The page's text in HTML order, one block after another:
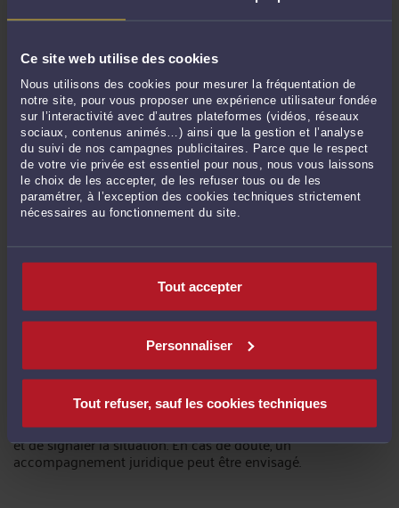
Ce site web utilise des cookies
Nous utilisons des cookies pour mesurer la fréquentation de
notre site, pour vous proposer une expérience utilisateur fondée
sur l’interactivité avec d’autres plateformes (vidéos, réseaux
sociaux, contenus animés…) ainsi que la gestion et l’analyse
du suivi de nos campagnes publicitaires. Parce que le respect
de votre vie privée est essentiel pour nous, nous vous laissons
le choix de les accepter, de les refuser tous ou de les
paramétrer, à l’exception des cookies techniques strictement
nécessaires au fonctionnement du site.
Tout accepter
Personnaliser
Tout refuser, sauf les cookies techniques
refuser toute sollicitation financière non demandée
analyser avec prudence toute promesse de rendement
élevé
ne pas transmettre de documents personnels sans
vérification
croiser les informations à partir de sources fiables
La prudence reste essentielle face à ce type de situation.
7. FAQ – Réponses aux interrogations fréquentes
Groupecogac est-il fiable ?Les éléments disponibles
incitent à une grande vigilance, en raison du manque de
transparence et des signaux d’alerte identifiés.
Peut-on faire confiance aux placements proposés ?
offres promettant des rendements élevés et garantis doivent
être considérées comme suspectes.
Comment réagir en cas de démarchage ?Il est conseillé de
ne pas donner suite, de ne transmettre aucune information
et de signaler la situation. En cas de doute, un
accompagnement juridique peut être envisagé.